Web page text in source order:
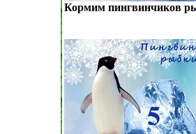
Кормим пингвинчиков